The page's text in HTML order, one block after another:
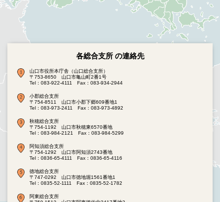
各総合支所 の連絡先
山口市役所本庁舎（山口総合支所）
〒753-8650 山口市亀山町2番1号
Tel：083-922-4111
Fax：083-934-2944
小郡総合支所
〒754-8511 山口市小郡下郷609番地1
Tel：083-973-2411
Fax：083-973-4892
秋穂総合支所
〒754-1192 山口市秋穂東6570番地
Tel：083-984-2121
Fax：083-984-5299
阿知須総合支所
〒754-1292 山口市阿知須2743番地
Tel：0836-65-4111
Fax：0836-65-4116
徳地総合支所
〒747-0292 山口市徳地堀1561番地1
Tel：0835-52-1111
Fax：0835-52-1782
阿東総合支所